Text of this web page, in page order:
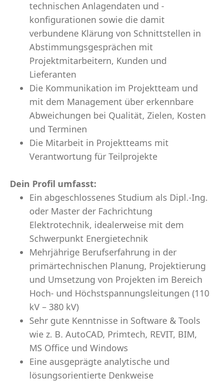
technischen Anlagendaten und -
konfigurationen sowie die damit
verbundene Klärung von Schnittstellen in
Abstimmungsgesprächen mit
Projektmitarbeitern, Kunden und
Lieferanten
Die Kommunikation im Projektteam und
mit dem Management über erkennbare
Abweichungen bei Qualität, Zielen, Kosten
und Terminen
Die Mitarbeit in Projektteams mit
Verantwortung für Teilprojekte
Dein Profil umfasst:
Ein abgeschlossenes Studium als Dipl.-Ing.
oder Master der Fachrichtung
Elektrotechnik, idealerweise mit dem
Schwerpunkt Energietechnik
Mehrjährige Berufserfahrung in der
primärtechnischen Planung, Projektierung
und Umsetzung von Projekten im Bereich
Hoch- und Höchstspannungsleitungen (110
kV – 380 kV)
Sehr gute Kenntnisse in Software & Tools
wie z. B. AutoCAD, Primtech, REVIT, BIM,
MS Office und Windows
Eine ausgeprägte analytische und
lösungsorientierte Denkweise